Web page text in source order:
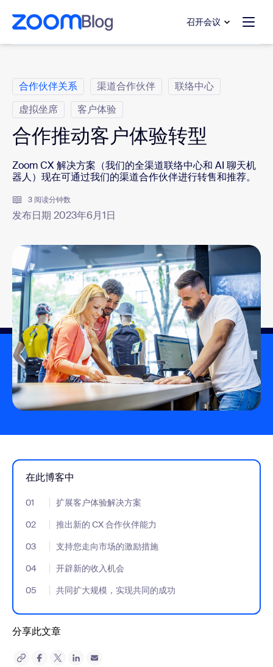
至主要内容
至帮助聊天
召开会议
合作伙伴关系 渠道合作伙伴
联络中心
虚拟坐席
客户体验
合作推动客户体验转型
Zoom CX 解决方案（我们的全渠道联络中心和 AI 聊天机
器人）现在可通过我们的渠道合作伙伴进行转售和推荐。
3 阅读分钟数
发布日期 2023年6月1日
在此博客中
01 扩展客户体验解决方案
- Jumplink to 扩展客户体验解决方案
02
推出新的 CX 合作伙伴能力
- Jumplink to 推出新的 CX 合作伙伴能力
03
支持您走向市场的激励措施
- Jumplink to 支持您走向市场的激励措施
04
开辟新的收入机会
- Jumplink to 开辟新的收入机会
05
共同扩大规模，实现共同的成功
- Jumplink to 共同扩大规模，实现共同的成功
分享此文章